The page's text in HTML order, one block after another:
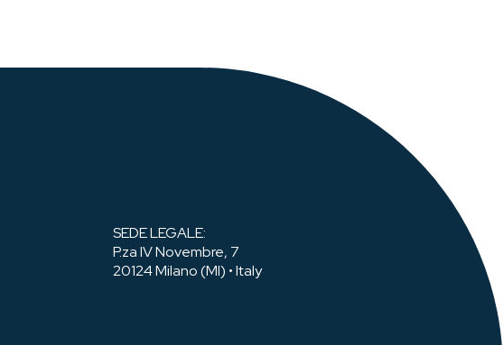
SEDE LEGALE:
P.za IV Novembre, 7
20124 Milano (MI) • Italy